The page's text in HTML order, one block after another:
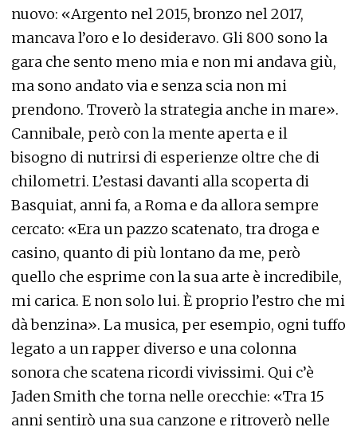
nuovo: «Argento nel 2015, bronzo nel 2017,
mancava l’oro e lo desideravo. Gli 800 sono la
gara che sento meno mia e non mi andava giù,
ma sono andato via e senza scia non mi
prendono. Troverò la strategia anche in mare».
Cannibale, però con la mente aperta e il
bisogno di nutrirsi di esperienze oltre che di
chilometri. L’estasi davanti alla scoperta di
Basquiat, anni fa, a Roma e da allora sempre
cercato: «Era un pazzo scatenato, tra droga e
casino, quanto di più lontano da me, però
quello che esprime con la sua arte è incredibile,
mi carica. E non solo lui. È proprio l’estro che mi
dà benzina». La musica, per esempio, ogni tuffo
legato a un rapper diverso e una colonna
sonora che scatena ricordi vivissimi. Qui c’è
Jaden Smith che torna nelle orecchie: «Tra 15
anni sentirò una sua canzone e ritroverò nelle